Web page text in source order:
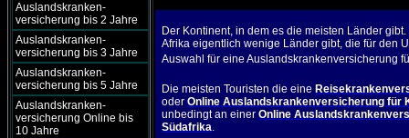
Auslandskranken-
versicherung bis 2 Jahre
Auslandskranken-
versicherung bis 3 Jahre
Auslandskranken-
versicherung bis 5 Jahre
Auslandskranken-
versicherung Online bis
10 Jahre
Der Kontinent, in dem es die meisten Länder
Afrika eigentlich wenige Länder gibt, die für den
Auswahl für eineAuslandskrankenversicherung
Die meisten Touristen die eine
oderOnline Auslandskrankenversicherung für
unbedingt an einerOnline
Südafrika.